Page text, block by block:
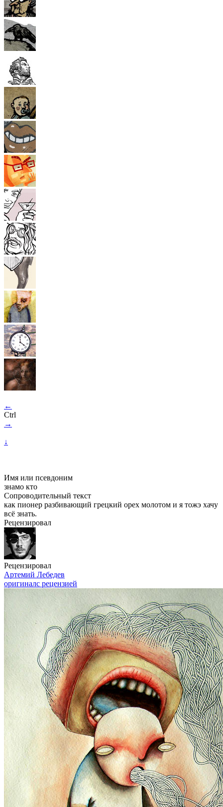
←
Ctrl
→
↓
Имя или псевдоним
знамо кто
Сопроводительный текст
как пионер разбивающий грецкий орех молотом и я тожэ хачу
всё знать.
Рецензировал
Рецензировал
Артемий Лебедев
оригиналс рецензией